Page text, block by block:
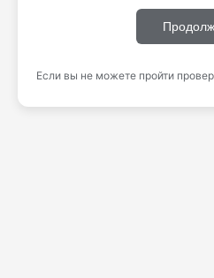
Если вы не можете пройти